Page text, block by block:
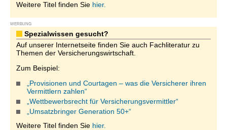
Weitere Titel finden Sie hier.
WERBUNG
Spezialwissen gesucht?
Auf unserer Internetseite finden Sie auch Fachliteratur zu
Themen der Versicherungswirtschaft.
Zum Beispiel:
„Provisionen und Courtagen – was die Versicherer ihren
Vermittlern zahlen“
„Wettbewerbsrecht für Versicherungsvermittler“
„Umsatzbringer Generation 50+“
Weitere Titel finden Sie hier.